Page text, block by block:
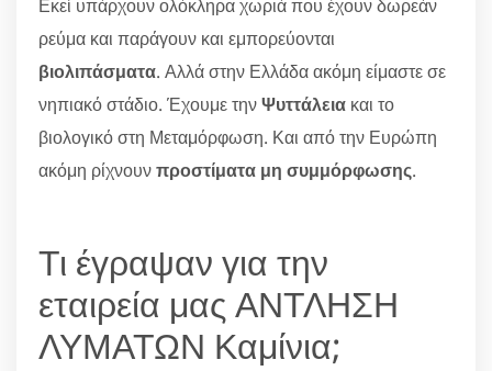
Εκεί υπάρχουν ολόκληρα χωριά που έχουν δωρεάν
ρεύμα και παράγουν και εμπορεύονται
βιολιπάσματα. Αλλά στην Ελλάδα ακόμη είμαστε σε
νηπιακό στάδιο. Έχουμε τηνΨυττάλεια και το
βιολογικό στη Μεταμόρφωση. Και από την Ευρώπη
ακόμη ρίχνουνπροστίματα μη συμμόρφωσης.
Τι έγραψαν για την
εταιρεία μας ΑΝΤΛΗΣΗ
ΛΥΜΑΤΩΝ Καμίνια;